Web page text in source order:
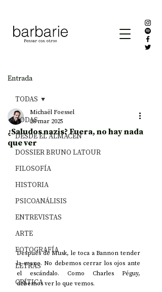
Entrada
TODAS
DESDE EL ALMACÉN
DOSSIER BRUNO LATOUR
FILOSOFÍA
HISTORIA
PSICOANÁLISIS
ENTREVISTAS
ARTE
FOTOGRAFÍA
LETRAS
CRÍTICA
TODAS
¿Saludos nazis? Fuera, no hay nada
que ver
Michaël Foessel
28 mar 2025
Después de Musk, le toca a Bannon tender
la mano. No debemos cerrar los ojos ante
el escándalo. Como Charles Péguy,
debemos ver lo que vemos.